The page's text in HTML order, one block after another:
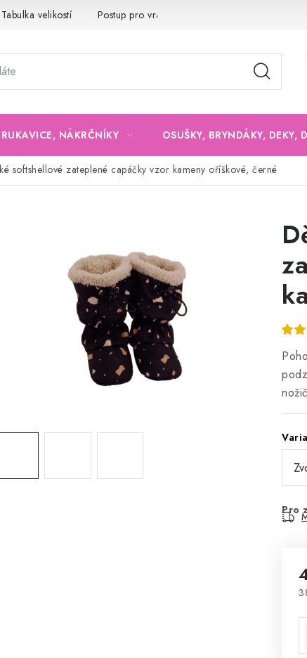
Tabulka velikostí Postup pro vrácení a výměnu
NÁKRČNÍKY OSUŠKY, BRYNDÁKY, DEKY,
softshellové zateplené capáčky vzor kameny oříškové, černé
Pro